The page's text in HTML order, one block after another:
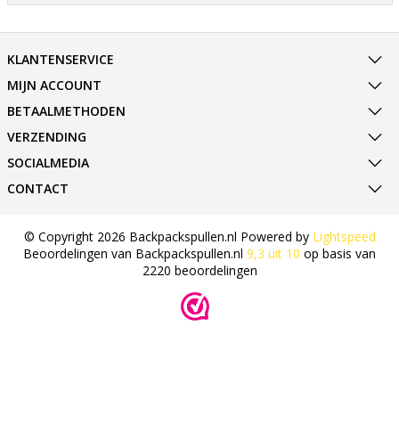
KLANTENSERVICE
MIJN ACCOUNT
BETAALMETHODEN
VERZENDING
SOCIALMEDIA
CONTACT
© Copyright 2026 Backpackspullen.nl Powered by Lightspeed
Beoordelingen van Backpackspullen.nl 9,3 uit 10 op basis van
2220 beoordelingen